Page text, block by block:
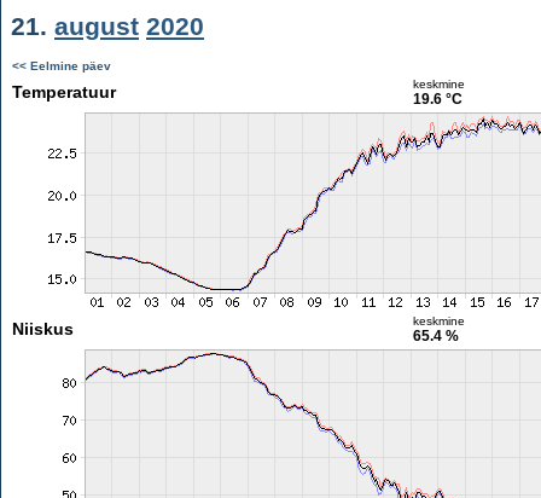
21. august 2020
<< Eelmine päev
Temperatuur keskmine
19.6 °C
Niiskus keskmine
65.4 %